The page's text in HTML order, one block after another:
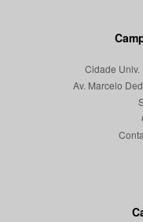
Cidade Univ.
Av. Marcelo